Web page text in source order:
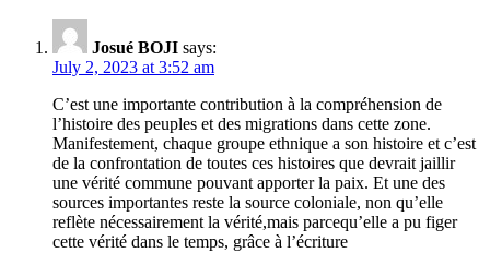
Josué BOJI says:
July 2, 2023 at 3:52 am
C’est une importante contribution à la compréhension de
l’histoire des peuples et des migrations dans cette zone.
Manifestement, chaque groupe ethnique a son histoire et c’est
de la confrontation de toutes ces histoires que devrait jaillir
une vérité commune pouvant apporter la paix. Et une des
sources importantes reste la source coloniale, non qu’elle
reflète nécessairement la vérité,mais parcequ’elle a pu figer
cette vérité dans le temps, grâce à l’écriture